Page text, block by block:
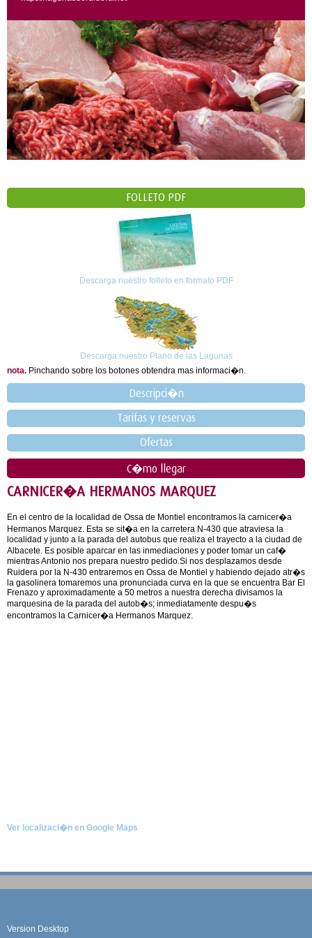
FOLLETO PDF
Descarga nuestro folleto en formato PDF
Descarga nuestro Plano de las Lagunas
nota. Pinchando sobre los botones obtendra mas informaci�n.
Descripci�n
Tarifas y reservas
Ofertas
C�mo llegar
CARNICER�A HERMANOS MARQUEZ
En el centro de la localidad de Ossa de Montiel encontramos la carnicer�a
Hermanos Marquez. Esta se sit�a en la carretera N-430 que atraviesa la
localidad y junto a la parada del autobus que realiza el trayecto a la ciudad de
Albacete. Es posible aparcar en las inmediaciones y poder tomar un caf�
mientras Antonio nos prepara nuestro pedido.Si nos desplazamos desde
Ruidera por la N-430 entraremos en Ossa de Montiel y habiendo dejado atr�s
la gasolinera tomaremos una pronunciada curva en la que se encuentra Bar El
Frenazo y aproximadamente a 50 metros a nuestra derecha divisamos la
marquesina de la parada del autob�s; inmediatamente despu�s
encontramos la Carnicer�a Hermanos Marquez.
Ver localizaci�n en Google Maps
Version Desktop